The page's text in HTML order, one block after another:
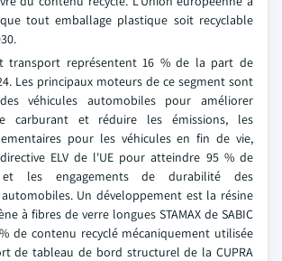
tout emballage plastique soit recyclable
transport représentent 16 % de la part de
Les principaux moteurs de ce segment sont
véhicules automobiles pour améliorer
carburant et réduire les émissions, les
pour les véhicules en fin de vie,
ELV de l'UE pour atteindre 95 % de
et les engagements de durabilité des
Un développement est la résine
à fibres de verre longues STAMAX de SABIC
de contenu recyclé mécaniquement utilisée
de tableau de bord structurel de la CUPRA